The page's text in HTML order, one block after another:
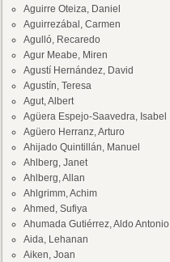
Aguirre Oteiza, Daniel
Aguirrezábal, Carmen
Agulló, Recaredo
Agur Meabe, Miren
Agustí Hernández, David
Agustín, Teresa
Agut, Albert
Agüera Espejo-Saavedra, Isabel
Agüero Herranz, Arturo
Ahijado Quintillán, Manuel
Ahlberg, Janet
Ahlberg, Allan
Ahlgrimm, Achim
Ahmed, Sufiya
Ahumada Gutiérrez, Aldo Antonio
Aida, Lehanan
Aiken, Joan